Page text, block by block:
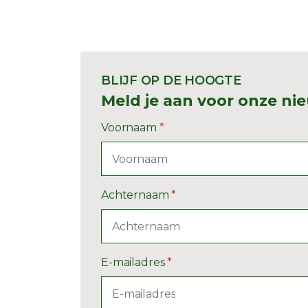
BLIJF OP DE HOOGTE
Meld je aan voor onze
Voornaam *
Achternaam*
E-mailadres*